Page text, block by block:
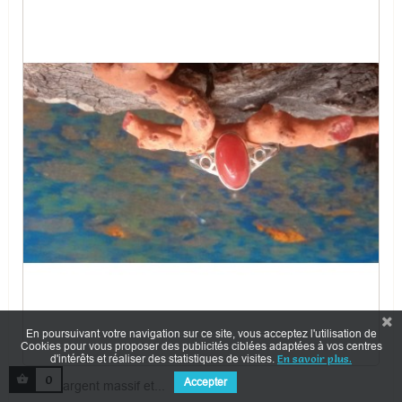
Bague argent massif et...
0
En poursuivant votre navigation sur ce site, vous acceptez l'utilisation de
Cookies pour vous proposer des publicités ciblées adaptées à vos centres
d'intérêts et réaliser des statistiques de visites. En savoir plus.
Accepter